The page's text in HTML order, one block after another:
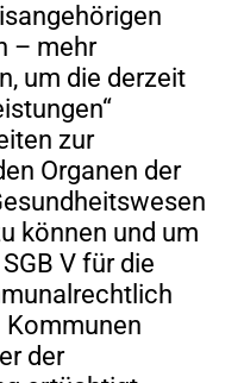
– mehr
um die derzeit
zur
Organen der
können und um
V für die
Kommunen
der